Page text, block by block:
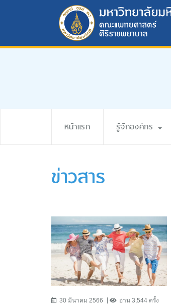
หน้าแรก รู้จักองค์กร
ข่าวสาร
30 มีนาคม 2566 อ่าน 3,544 ครั้ง